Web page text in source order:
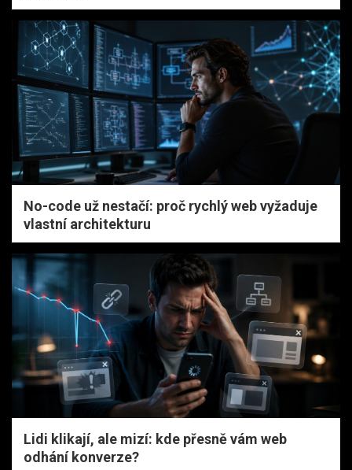
No-code už nestačí: proč rychlý web vyžaduje
vlastní architekturu
Lidi klikají, ale mizí: kde přesně vám web
odhání konverze?